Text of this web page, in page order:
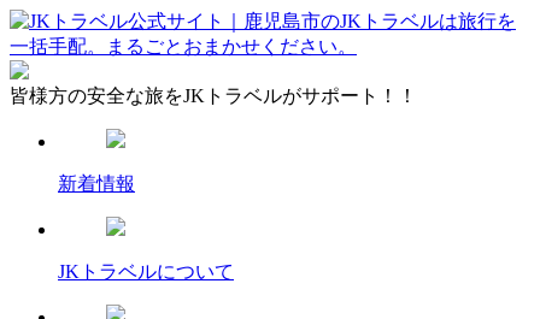
皆様方の安全な旅をJKトラベルがサポート！！
新着情報
JKトラベルについて